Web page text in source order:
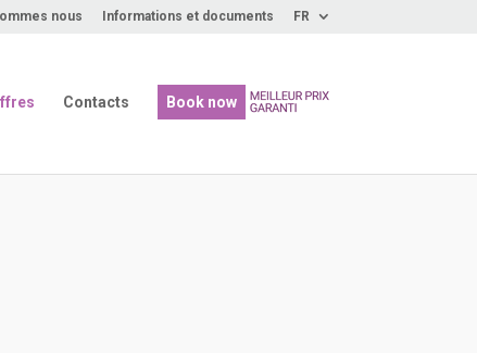
nous Informations et documents FR
Contacts Book now